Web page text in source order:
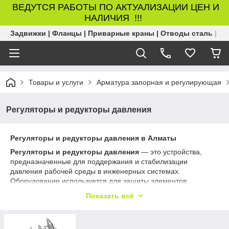
ВЕДУТСЯ РАБОТЫ ПО АКТУАЛИЗАЦИИ ЦЕН И
НАЛИЧИЯ !!!
Задвижки | Фланцы | Приварные краны | Отводы сталь |
Товары и услуги Арматура запорная и регулирующая
Регуляторы и редукторы давления
Регуляторы и редукторы давления в Алматы
Регуляторы и редукторы давления — это устройства,
предназначенные для поддержания и стабилизации
давления рабочей среды в инженерных системах.
Оборудование используется для защиты элементов
предотвращения перегрузок.
отопления, водоснабжения и других инженерных сетях, где
Показать всё